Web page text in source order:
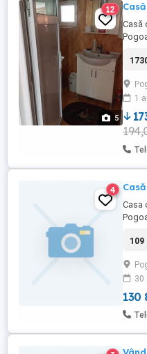
5
12
Casă
este
1
4
Casa
109
30
130